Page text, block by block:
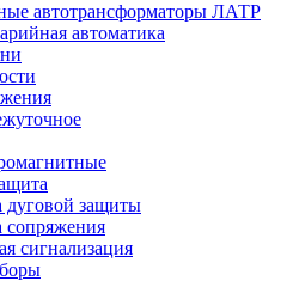
автотрансформаторы ЛАТР
автоматика
дуговой защиты
сопряжения
сигнализация